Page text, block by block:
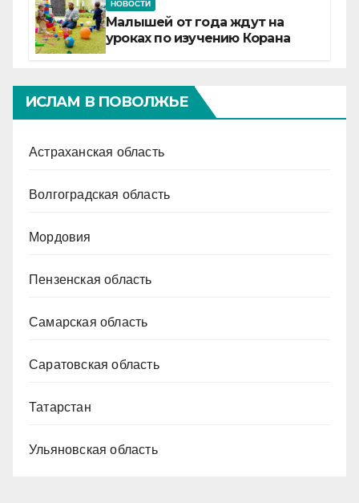
НОВОСТИ
Малышей от года ждут на
уроках по изучению Корана
ИСЛАМ В ПОВОЛЖЬЕ
Астраханская область
Волгоградская область
Мордовия
Пензенская область
Самарская область
Саратовская область
Татарстан
Ульяновская область